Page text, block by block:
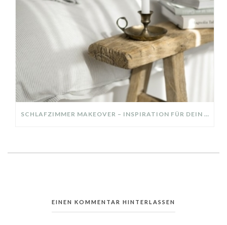
SCHLAFZIMMER MAKEOVER – INSPIRATION FÜR DEIN SCHLAFZIMMER: AUS ALT MACH NEU – HELL, GEMÜTLICH UND EINLADEND
EINEN KOMMENTAR HINTERLASSEN